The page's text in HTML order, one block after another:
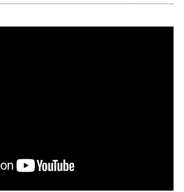
だけますよう努めてまいりますので、
何卒ご理解とご協力のほどよろしくお